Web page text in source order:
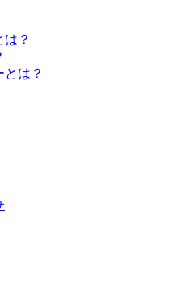
？
は？